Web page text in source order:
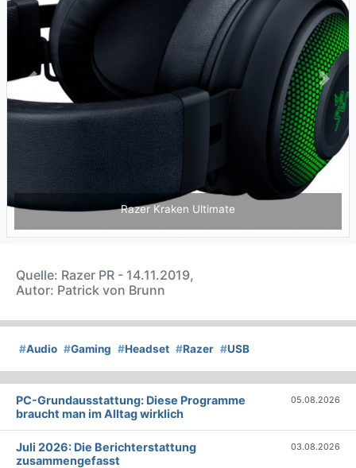
Razer Kraken Ultimate
Previous Next
Quelle: Razer PR - 14.11.2019,
Autor: Patrick von Brunn
#Audio #Gaming #Headset #Razer #USB
PC-Grundausstattung: Diese Programme
braucht man im Alltag wirklich
05.08.2026
Juli 2026: Die Bericht­erstattung
zusammengefasst
03.08.2026